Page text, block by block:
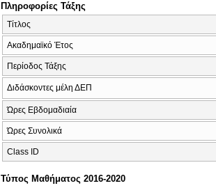
Πληροφορίες Τάξης
Τίτλος
Ακαδημαϊκό Έτος
Περίοδος Τάξης
Διδάσκοντες μέλη ΔΕΠ
Ώρες Εβδομαδιαία
Ώρες Συνολικά
Class ID
Τύπος Μαθήματος 2016-2020